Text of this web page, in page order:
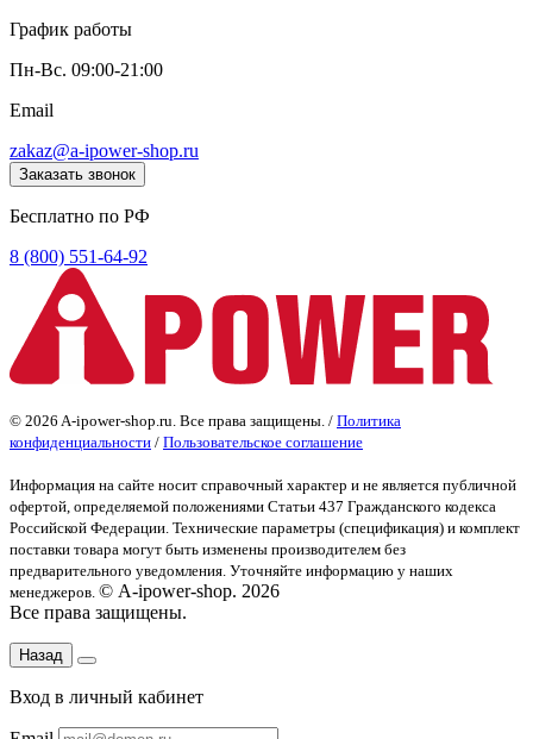
График работы
Пн-Вс. 09:00-21:00
Email
zakaz@a-ipower-shop.ru
Заказать звонок
Бесплатно по РФ
8 (800) 551-64-92
© 2026 A-ipower-shop.ru. Все права защищены. / Политика
конфиденциальности / Пользовательское соглашение
Информация на сайте носит справочный характер и не является публичной
офертой , определяемой положениями Статьи 437 Гражданского кодекса
Российской Федерации. Технические параметры (спецификация) и комплект
поставки товара могут быть изменены производителем без
предварительного уведомления. Уточняйте информацию у наших
менеджеров. © A-ipower-shop. 2026
Все права защищены.
Назад
Вход в личный кабинет